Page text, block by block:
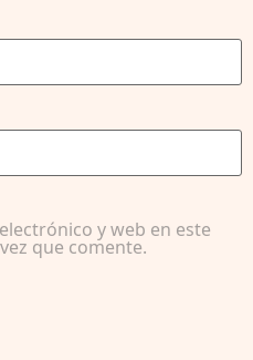
y web en este
que comente.